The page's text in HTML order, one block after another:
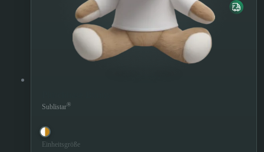
Sublistar®
Einheitsgröße